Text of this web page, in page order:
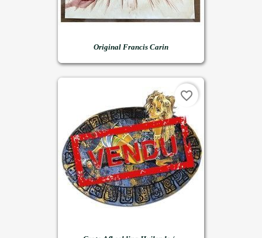
Original Francis Carin
favorite_border